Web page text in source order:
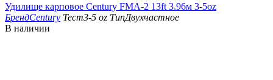
Удилище карповое Century FMA-2 13ft 3.96м 3-5oz
БрендCentury Тест3-5 oz ТипДвухчастное
В наличии